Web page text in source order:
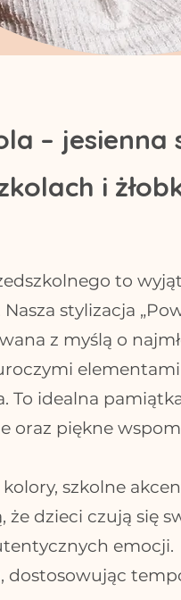
– jesienna
i
to
stylizacja
z myślą o
elementami
To idealna
oraz piękne
szkolne
dzieci czują się
emocji.
dostosowując